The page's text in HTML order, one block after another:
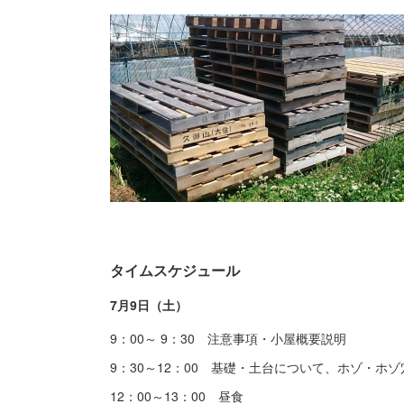
タイムスケジュール
7月9日（土）
9：00～ 9：30 注意事項・小屋概要説明
9：30～12：00 基礎・土台について、ホゾ・ホゾ
12：00～13：00 昼食